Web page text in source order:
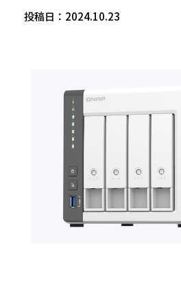
投稿日：2024.10.23